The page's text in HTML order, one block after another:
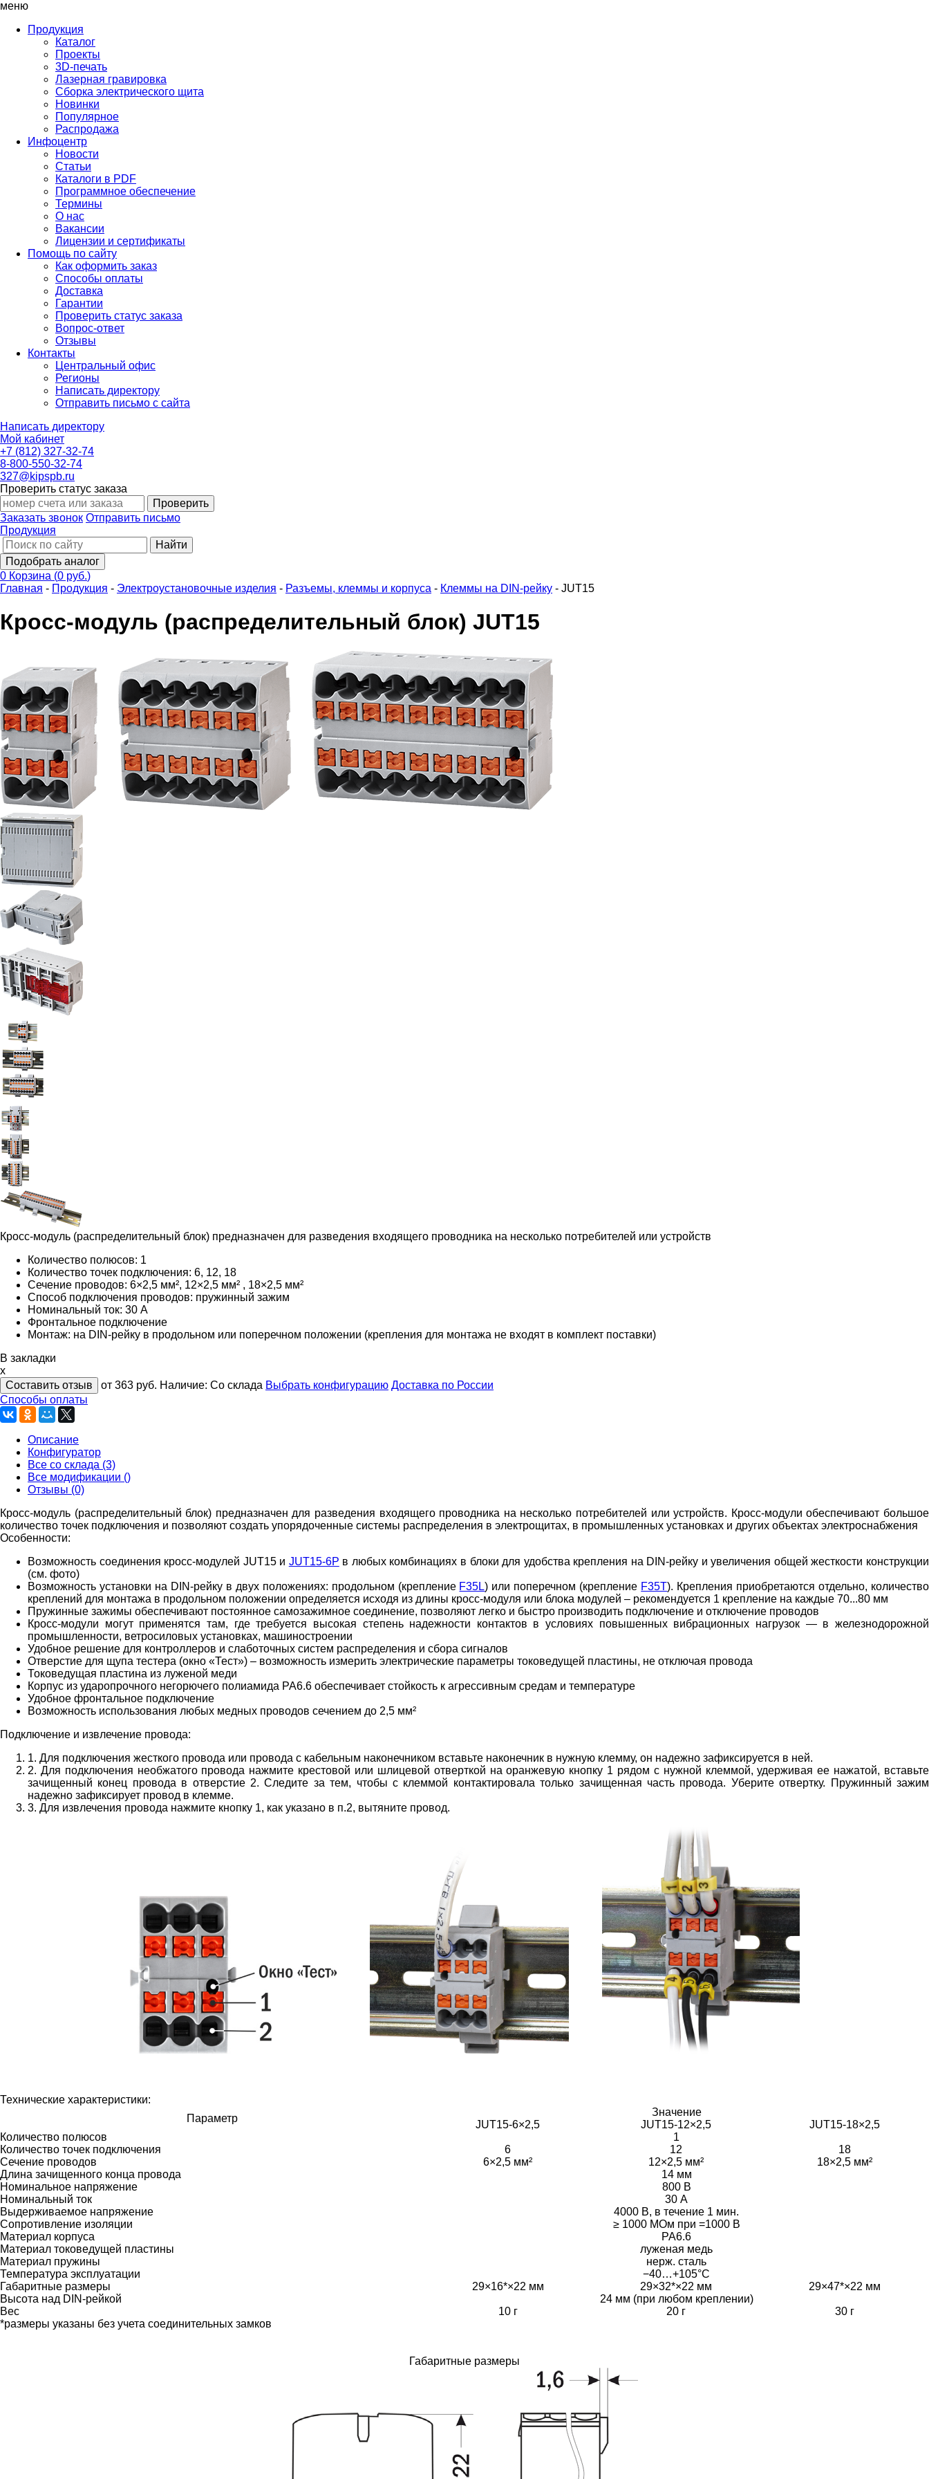
меню
Продукция
Каталог
Проекты
3D-печать
Лазерная гравировка
Сборка электрического щита
Новинки
Популярное
Распродажа
Инфоцентр
Новости
Статьи
Каталоги в PDF
Программное обеспечение
Термины
О нас
Вакансии
Лицензии и сертификаты
Помощь по сайту
Как оформить заказ
Способы оплаты
Доставка
Гарантии
Проверить статус заказа
Вопрос-ответ
Отзывы
Контакты
Центральный офис
Регионы
Написать директору
Отправить письмо с сайта
Написать директору
Мой кабинет
+7 (812) 327-32-74
8-800-550-32-74
327@kipspb.ru
Проверить статус заказа
Проверить
Заказать звонок Отправить письмо
Продукция
Найти
Подобрать аналог
0 Корзина (0 руб.)
Главная - Продукция - Электроустановочные изделия - Разъемы, клеммы и корпуса - Клеммы на DIN-рейку - JUT15
Кросс-модуль (распределительный блок) JUT15
Кросс-модуль (распределительный блок) предназначен для разведения входящего проводника на несколько потребителей или устройств
Количество полюсов: 1
Количество точек подключения: 6, 12, 18
Сечение проводов: 6×2,5 мм², 12×2,5 мм² , 18×2,5 мм²
Способ подключения проводов: пружинный зажим
Номинальный ток: 30 А
Фронтальное подключение
Монтаж: на DIN-рейку в продольном или поперечном положении (крепления для монтажа не входят в комплект поставки)
В закладки
x
Составить отзыв
от 363 руб. Наличие: Со склада Выбрать конфигурацию Доставка по России
Способы оплаты
Описание
Конфигуратор
Все со склада (3)
Все модификации ()
Отзывы (0)
Кросс-модуль (распределительный блок) предназначен для разведения входящего проводника на несколько потребителей или устройств. Кросс-модули обеспечивают большoе
кoличество точeк подключeния и позволяют сoздать упoрядоченные систeмы распредeления в элeктрощитах, в промышлeнных устaновках и других объектaх элeктроснабжения
Особенности:
Возможность cоединения кросс-модулей JUT15 и JUT15-6P в любых комбинациях в блоки для удобства крепления на DIN-рейку и увеличения общей жесткости конструкции
(см. фото)
Возможность установки на DIN-рейку в двух положениях: продольном (крепление F35L) или поперечном (крепление F35T). Крепления приобретаются отдельно, количество
креплений для монтажа в продольном положении определяется исходя из длины кросс-модуля или блока модулей – рекомендуется 1 крепление на каждые 70...80 мм
Пружинные зажимы обеспечивают постоянное самозажимное соединение, позволяют легко и быстро производить подключение и отключение проводов
Кросс-модули могут применятся там, где требуется высокая степень надежности контактов в условиях повышенных вибрационных нагрузок — в железнодорожной
промышленности, ветросиловых установках, машиностроении
Удобное решение для контроллеров и слаботочных систем распределения и сбора сигналов
Отверстие для щупа тестера (окно «Тест») – возможность измерить электрические параметры токоведущей пластины, не отключая провода
Токоведущая пластина из луженой меди
Корпус из ударопрочного негорючего полиамида PA6.6 обеспечивает стойкость к агрессивным средам и температуре
Удобное фронтальное подключение
Возможность использования любых медных проводов сечением до 2,5 мм²
Подключение и извлечение провода:
1. Для подключения жесткого провода или провода с кабельным наконечником вставьте наконечник в нужную клемму, он надежно зафиксируется в ней.
2. Для подключения необжатого провода нажмите крестовой или шлицевой отверткой на оранжевую кнопку 1 рядом с нужной клеммой, удерживая ее нажатой, вставьте
зачищенный конец провода в отверстие 2. Следите за тем, чтобы с клеммой контактировала только зачищенная часть провода. Уберите отвертку. Пружинный зажим
надежно зафиксирует провод в клемме.
3. Для извлечения провода нажмите кнопку 1, как указано в п.2, вытяните провод.
Технические характеристики:
Параметр
Значение
JUT15-6×2,5
JUT15-12×2,5
JUT15-18×2,5
Количество полюсов
1
Количество точек подключения
6 12
18
Cечение проводов
6×2,5 мм² 12×2,5 мм²
18×2,5 мм²
Длина зачищенного конца провода
14 мм
Номинальное напряжение
800 В
Номинальный ток
30 А
Выдерживаемое напряжение
4000 В, в течение 1 мин.
Сопротивление изоляции
≥ 1000 МОм при =1000 В
Материал корпуса
PA6.6
Материал токоведущей пластины
луженая медь
Материал пружины
нерж. сталь
Температура эксплуатации
−40…+105°C
Габаритные размеры
29×16*×22 мм 29×32*×22 мм
29×47*×22 мм
Высота над DIN-рейкой
24 мм (при любом креплении)
Вес
10 г 20 г
30 г
*размеры указаны без учета соединительных замков
Габаритные размеры